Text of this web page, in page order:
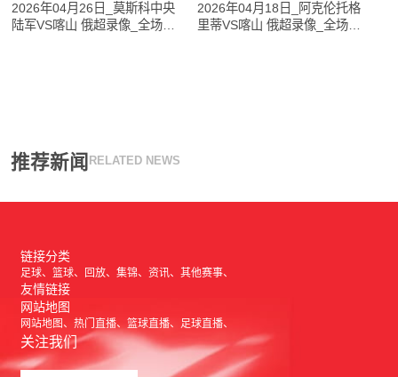
2026年04月26日_莫斯科中央
陆军VS喀山 俄超录像_全场录
2026年04月18日_阿克伦托格
里蒂VS喀山 俄超录像_全场录
推荐新闻 RELATED NEWS
链接分类
足球 篮球 回放 集锦 资讯 其他赛事
友情链接
网站地图
网站地图 热门直播 篮球直播 足球直播
关注我们